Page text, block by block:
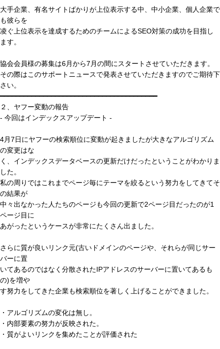
大手企業、有名サイトばかりが上位表示する中、中小企業、個人企業で
も彼らを
凌ぐ上位表示を達成するためのチームによるSEO対策の成功を目指し
ます。
協会会員様の募集は6月から7月の間にスタートさせていただきます。
その際はこのサポートニュースで発表させていただきますのでご期待下
さい。
━━━━━━━━━━━━━━━━━━━━━━━━━━━━━━━━━━━━━━━━
２、ヤフー変動の報告
- 今回はインデックスアップデート -
4月7日にヤフーの検索順位に変動が起きましたが大きなアルゴリズム
の変更はな
く、インデックスデータベースの更新だけだったということがわかりま
した。
私の周りではこれまでページ毎にテーマを絞るという努力をしてきてそ
の結果が
中々出なかった人たちのページも今回の更新で2ページ目だったのが1
ページ目に
あがったというケースが非常にたくさん出ました。
さらに質が良いリンク元(古いドメインのページや、それらが同じサー
バーに置
いてあるのではなく分散されたIPアドレスのサーバーに置いてあるも
の)を増や
す努力をしてきた企業も検索順位を著しく上げることができました。
・アルゴリズムの変化は無し。
・内部要素の努力が反映された。
・質がよいリンクを集めたことが評価された